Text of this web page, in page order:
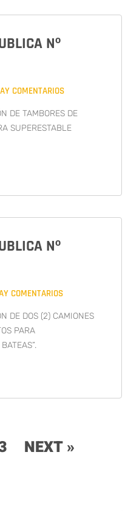
Nº
COMENTARIOS
DE TAMBORES DE
SUPERESTABLE
Nº
COMENTARIOS
DE DOS (2) CAMIONES
PARA
NEXT »